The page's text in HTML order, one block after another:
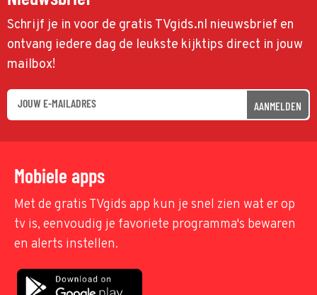
Schrijf je in voor de gratis TVgids.nl nieuwsbrief en
ontvang iedere dag de leukste kijktips direct in jouw
mailbox!
AANMELDEN
Mobiele apps
Met de gratis TVgids app kun je snel zien wat er op
tv is, eenvoudig je favoriete programma's bewaren
en alerts instellen.